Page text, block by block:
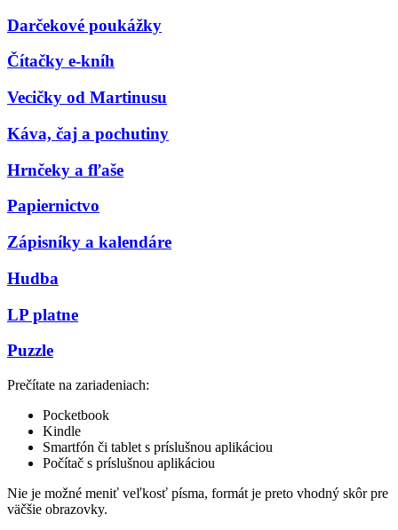
Darčekové poukážky
Čítačky e-kníh
Vecičky od Martinusu
Káva, čaj a pochutiny
Hrnčeky a fľaše
Papiernictvo
Zápisníky a kalendáre
Hudba
LP platne
Puzzle
Prečítate na zariadeniach:
Pocketbook
Kindle
Smartfón či tablet s príslušnou aplikáciou
Počítač s príslušnou aplikáciou
Nie je možné meniť veľkosť písma, formát je preto vhodný skôr pre
väčšie obrazovky.